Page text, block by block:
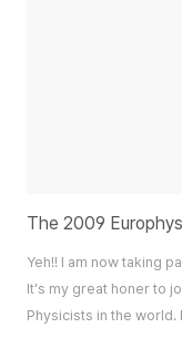
Yeh!! I am now taking
It's my great honer to
Physicists in the world.